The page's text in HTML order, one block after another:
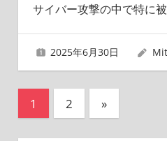
サイバー攻撃の中で特に
2025年6月30日
投
1 2
次
の
»